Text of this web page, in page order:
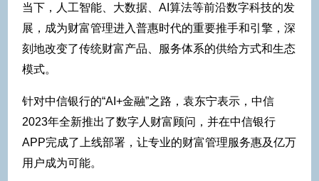
当下，人工智能、大数据、AI算法等前沿数字科技的发
展，成为财富管理进入普惠时代的重要推手和引擎，深
刻地改变了传统财富产品、服务体系的供给方式和生态
模式。
针对中信银行的“AI+金融”之路，袁东宁表示，中信
2023年全新推出了数字人财富顾问，并在中信银行
APP完成了上线部署，让专业的财富管理服务惠及亿万
用户成为可能。